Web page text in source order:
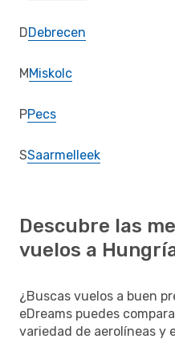
DDebrecen
MMiskolc
PPecs
SSaarmelleek
Descubre las
vuelos a
¿Buscas vuelos a buen
eDreams puedes
variedad de aerolíneas y